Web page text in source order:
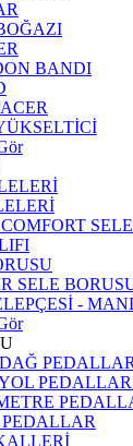
BANDI
SELE
-